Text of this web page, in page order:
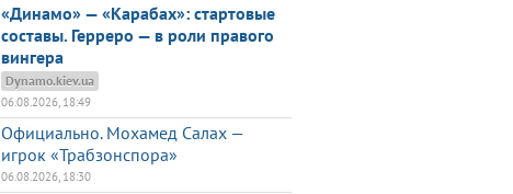
«Динамо» — «Карабах»: стартовые
составы. Герреро — в роли правого
вингера
Dynamo.kiev.ua
06.08.2026, 18:49
Официально. Мохамед Салах —
игрок «Трабзонспора»
06.08.2026, 18:30